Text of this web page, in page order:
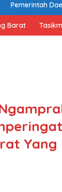
Pemerintah
Barat
Yang